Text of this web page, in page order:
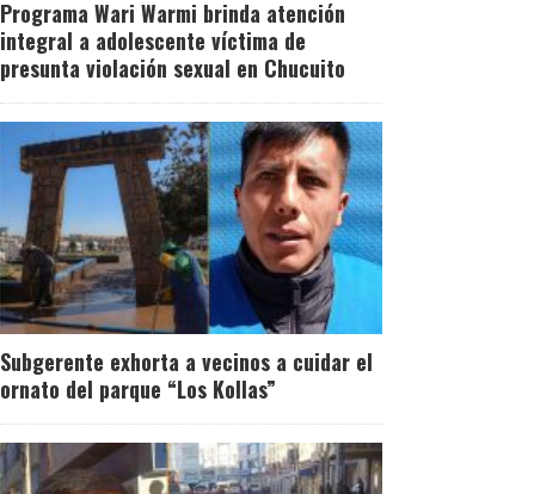
Programa Wari Warmi brinda atención
integral a adolescente víctima de
presunta violación sexual en Chucuito
Subgerente exhorta a vecinos a cuidar el
ornato del parque “Los Kollas”